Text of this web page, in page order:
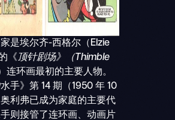
是埃尔齐-西格尔（Elzie
《顶针剧场》（Thimble
连环画最初的主要人物。
水手》第 14 期（1950 年 10
利弗已成为家庭的主要代
则接管了连环画、动画片